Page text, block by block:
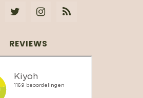
REVIEWS